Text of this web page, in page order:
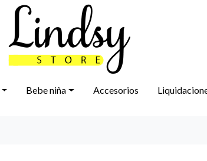
Bebe niña Accesorios